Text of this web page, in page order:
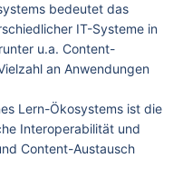
bedeutet das
IT-Systeme in
u.a. Content-
an Anwendungen
Lern-Ökosystems ist die
Interoperabilität und
Content-Austausch